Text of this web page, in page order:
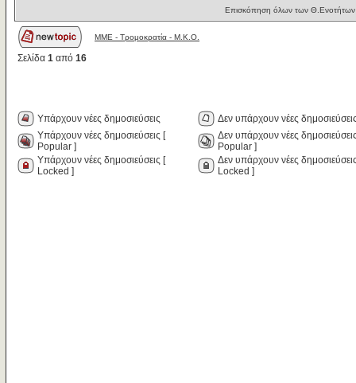
Επισκόπηση όλων των Θ.Ενοτήτων
MME - Τρομοκρατία - Μ.Κ.Ο.
Σελίδα 1 από 16
Υπάρχουν νέες δημοσιεύσεις
Δεν υπάρχουν νέες
Υπάρχουν νέες δημοσιεύσεις [
Popular ]
Δεν υπάρχουν νέες
Popular ]
Υπάρχουν νέες δημοσιεύσεις [
Locked ]
Δεν υπάρχουν νέες
Locked ]